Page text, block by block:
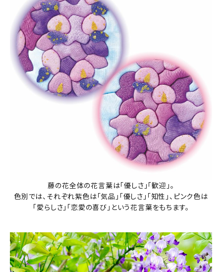
藤の花全体の花言葉は「優しさ」「歓迎」。
色別では、それぞれ紫色は「気品」「優しさ」「知性」、ピンク色は
「愛らしさ」「恋愛の喜び」という花言葉をもちます。